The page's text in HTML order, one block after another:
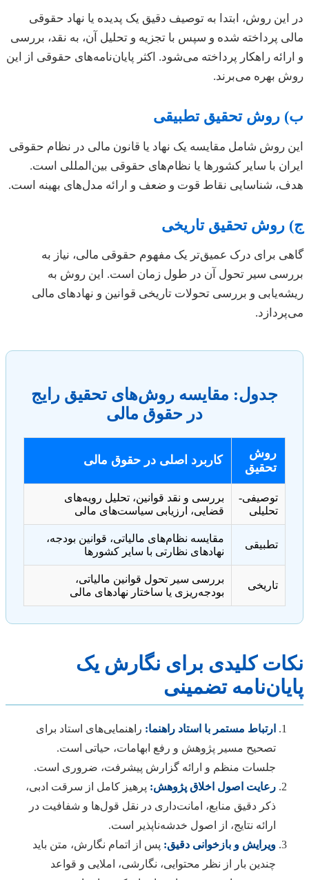
در این روش، ابتدا به توصیف دقیق یک پدیده یا نهاد حقوقی
مالی پرداخته شده و سپس با تجزیه و تحلیل آن، به نقد، بررسی
و ارائه راهکار پرداخته می‌شود. اکثر پایان‌نامه‌های حقوقی از این
روش بهره می‌برند.
ب) روش تحقیق تطبیقی
این روش شامل مقایسه یک نهاد یا قانون مالی در نظام حقوقی
ایران با سایر کشورها یا نظام‌های حقوقی بین‌المللی است.
هدف، شناسایی نقاط قوت و ضعف و ارائه مدل‌های بهینه است.
ج) روش تحقیق تاریخی
گاهی برای درک عمیق‌تر یک مفهوم حقوقی مالی، نیاز به
بررسی سیر تحول آن در طول زمان است. این روش به
ریشه‌یابی و بررسی تحولات تاریخی قوانین و نهادهای مالی
می‌پردازد.
جدول: مقایسه روش‌های تحقیق رایج
در حقوق مالی
روش
تحقیق
کاربرد اصلی در حقوق مالی
توصیفی-
تحلیلی
بررسی و نقد قوانین، تحلیل رویه‌های
قضایی، ارزیابی سیاست‌های مالی
تطبیقی
مقایسه نظام‌های مالیاتی، قوانین بودجه،
نهادهای نظارتی با سایر کشورها
تاریخی
بررسی سیر تحول قوانین مالیاتی،
بودجه‌ریزی یا ساختار نهادهای مالی
نکات کلیدی برای نگارش یک
پایان‌نامه تضمینی
ارتباط مستمر با استاد راهنما: راهنمایی‌های استاد برای
تصحیح مسیر پژوهش و رفع ابهامات، حیاتی است.
جلسات منظم و ارائه گزارش پیشرفت، ضروری است.
رعایت اصول اخلاق پژوهش: پرهیز کامل از سرقت ادبی،
ذکر دقیق منابع، امانت‌داری در نقل قول‌ها و شفافیت در
ارائه نتایج، از اصول خدشه‌ناپذیر است.
ویرایش و بازخوانی دقیق: پس از اتمام نگارش، متن باید
چندین بار از نظر محتوایی، نگارشی، املایی و قواعد